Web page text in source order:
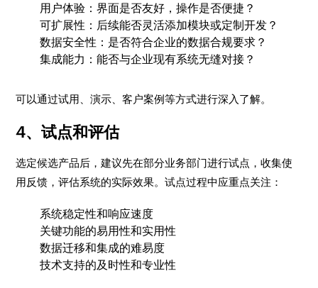
用户体验：界面是否友好，操作是否便捷？
可扩展性：后续能否灵活添加模块或定制开发？
数据安全性：是否符合企业的数据合规要求？
集成能力：能否与企业现有系统无缝对接？
可以通过试用、演示、客户案例等方式进行深入了解。
4、试点和评估
选定候选产品后，建议先在部分业务部门进行试点，收集使
用反馈，评估系统的实际效果。试点过程中应重点关注：
系统稳定性和响应速度
关键功能的易用性和实用性
数据迁移和集成的难易度
技术支持的及时性和专业性